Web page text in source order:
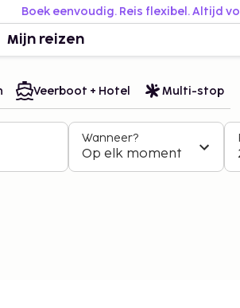
Boek eenvoudig. Reis flexibel. Altijd
Mijn reizen
Veerboot + Hotel Multi-stop
Wanneer?
Op elk moment